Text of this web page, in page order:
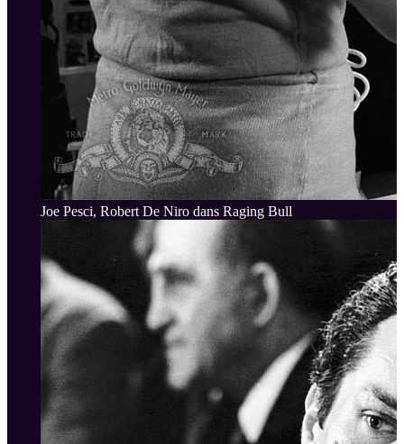
Joe Pesci, Robert De Niro dans Raging Bull